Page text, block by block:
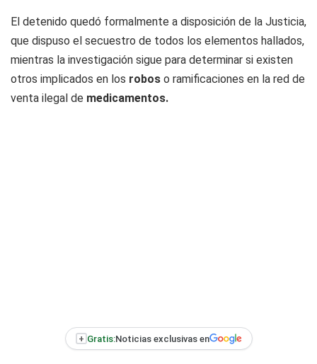
El detenido quedó formalmente a disposición de la Justicia,
que dispuso el secuestro de todos los elementos hallados,
mientras la investigación sigue para determinar si existen
otros implicados en los robos o ramificaciones en la red de
venta ilegal de medicamentos.
+ Gratis:Noticias exclusivas en